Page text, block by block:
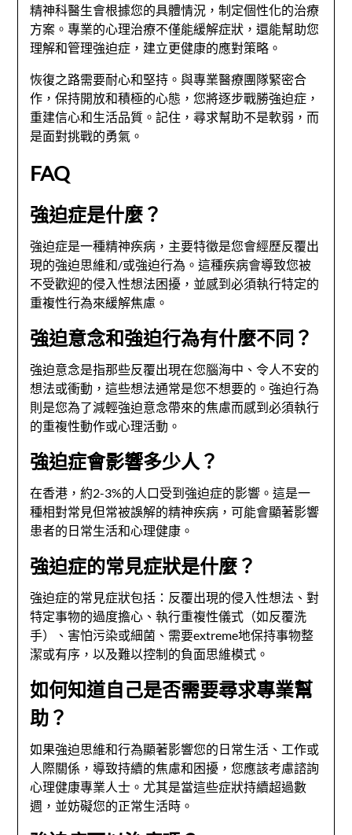
精神科醫生會根據您的具體情況，制定個性化的治療
方案。專業的心理治療不僅能緩解症狀，還能幫助您
理解和管理強迫症，建立更健康的應對策略。
恢復之路需要耐心和堅持。與專業醫療團隊緊密合
作，保持開放和積極的心態，您將逐步戰勝強迫症，
重建信心和生活品質。記住，尋求幫助不是軟弱，而
是面對挑戰的勇氣。
FAQ
強迫症是什麼？
強迫症是一種精神疾病，主要特徵是您會經歷反覆出
現的強迫思維和/或強迫行為。這種疾病會導致您被
不受歡迎的侵入性想法困擾，並感到必須執行特定的
重複性行為來緩解焦慮。
強迫意念和強迫行為有什麼不同？
強迫意念是指那些反覆出現在您腦海中、令人不安的
想法或衝動，這些想法通常是您不想要的。強迫行為
則是您為了減輕強迫意念帶來的焦慮而感到必須執行
的重複性動作或心理活動。
強迫症會影響多少人？
在香港，約2-3%的人口受到強迫症的影響。這是一
種相對常見但常被誤解的精神疾病，可能會顯著影響
患者的日常生活和心理健康。
強迫症的常見症狀是什麼？
強迫症的常見症狀包括：反覆出現的侵入性想法、對
特定事物的過度擔心、執行重複性儀式（如反覆洗
手）、害怕污染或細菌、需要extreme地保持事物整
潔或有序，以及難以控制的負面思維模式。
如何知道自己是否需要尋求專業幫
助？
如果強迫思維和行為顯著影響您的日常生活、工作或
人際關係，導致持續的焦慮和困擾，您應該考慮諮詢
心理健康專業人士。尤其是當這些症狀持續超過數
週，並妨礙您的正常生活時。